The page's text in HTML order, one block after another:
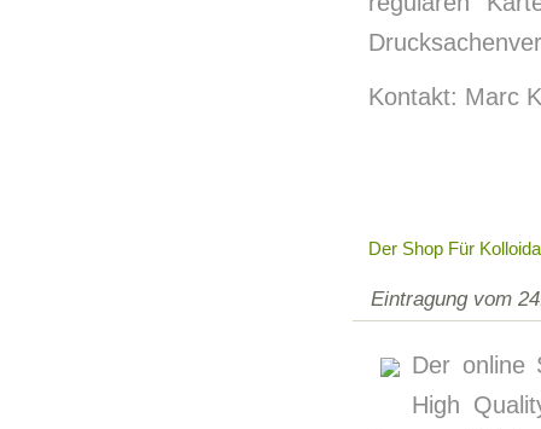
Kontakt: Marc
Der Shop Für
Eintragung vom
Der online
High